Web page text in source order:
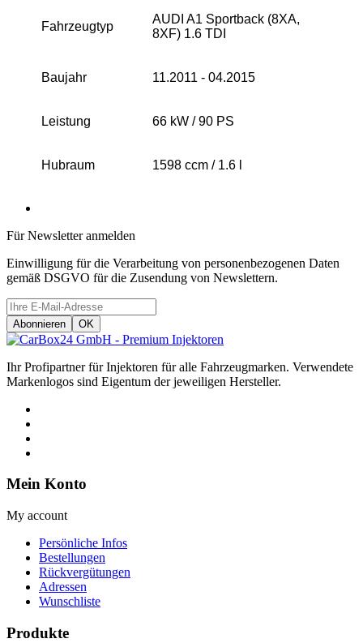
Fahrzeugtyp
AUDI A1 Sportback (8XA,
8XF) 1.6 TDI
Baujahr 11.2011 - 04.2015
Leistung 66 kW / 90 PS
Hubraum 1598 ccm / 1.6 l
Für Newsletter anmelden
Einwilligung für die Verarbeitung von personenbezogenen Daten
gemäß DSGVO für die Zusendung von Newslettern.
Ihr Profipartner für Injektoren für alle Fahrzeugmarken. Verwendete
Markenlogos sind Eigentum der jeweiligen Hersteller.
Mein Konto
My account
Persönliche Infos
Bestellungen
Rückvergütungen
Adressen
Wunschliste
Produkte